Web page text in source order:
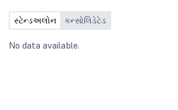
સ્ટેન્ડઅલોન કન્સોલિડેટેડ
No data available.